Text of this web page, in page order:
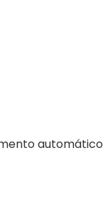
automático